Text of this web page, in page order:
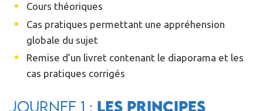
Cours théoriques
Cas pratiques permettant une appréhension
globale du sujet
Remise d’un livret contenant le diaporama et les
cas pratiques corrigés
JOURNEE 1 : Les principes